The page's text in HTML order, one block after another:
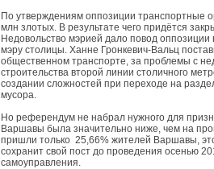
По утверждениям оппозиции транспортные
млн злотых. В результате чего придётся
Недовольство мэрией дало повод
мэру столицы. Ханне Гронкевич-Вальц
общественном транспорте, за проблемы с
строительства второй линии столичного
создании сложностей при переходе на
мусора.
Но референдум не набрал нужного для
Варшавы была значительно ниже, чем на
пришли только 25,66% жителей Варшавы,
сохранит свой пост до проведения осенью
самоуправления.